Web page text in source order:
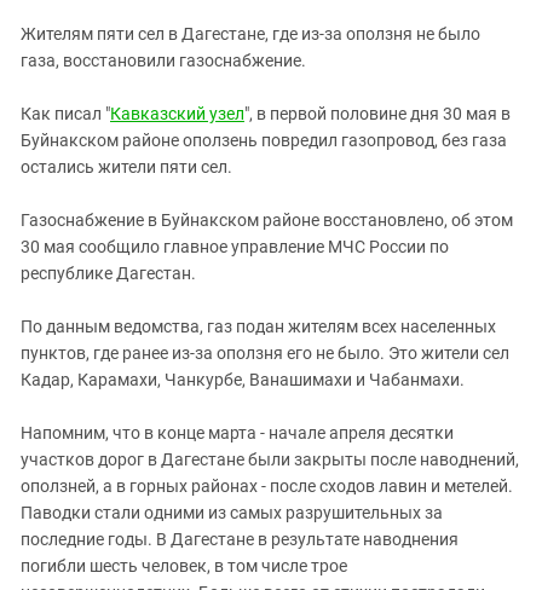
КАВКАЗ ЗА ПАЛЕСТИНУ
ИНАКОМЫСЛИЕ В ЧЕЧНЕ
МОБИЛИЗАЦИЯ И ПРОТЕСТЫ
Ингушетия
Калмыкия
Карачаево-Черкесия
Нагорный Карабах
Российская Федерация
Ростовская область
Северная Осетия - Алания
СКФО
Ставропольский край
Чечня
Южная Осетия
Южный Кавказ
Жителям пяти сел в Дагестане, где из-за оползня не было
газа, восстановили газоснабжение.
Как писал "Кавказский узел", в первой половине дня 30 мая в
Буйнакском районе оползень повредил газопровод, без газа
остались жители пяти сел.
Газоснабжение в Буйнакском районе восстановлено, об этом
30 мая сообщило главное управление МЧС России по
республике Дагестан.
По данным ведомства, газ подан жителям всех населенных
пунктов, где ранее из-за оползня его не было. Это жители сел
Кадар, Карамахи, Чанкурбе, Ванашимахи и Чабанмахи.
Напомним, что в конце марта - начале апреля десятки
участков дорог в Дагестане были закрыты после наводнений,
оползней, а в горных районах - после сходов лавин и метелей.
Паводки стали одними из самых разрушительных за
последние годы. В Дагестане в результате наводнения
погибли шесть человек, в том числе трое